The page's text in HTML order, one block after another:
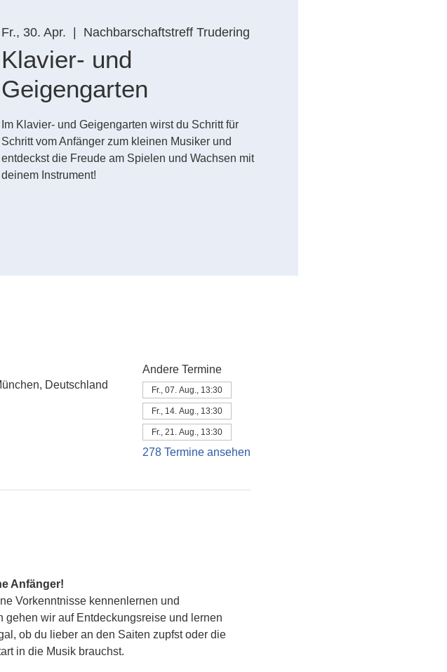
Fr., 30. Apr. Nachbarschaftstreff Trudering
Klavier- und
Geigengarten
Im Klavier- und Geigengarten wirst du Schritt für
Schritt vom Anfänger zum kleinen Musiker und
entdeckst die Freude am Spielen und Wachsen mit
deinem Instrument!
Deutschland
Andere Termine
Fr., 07. Aug., 13:30
Fr., 14. Aug., 13:30
Fr., 21. Aug., 13:30
278 Termine ansehen
Anfänger!
Vorkenntnisse kennenlernen und
wir auf Entdeckungsreise und lernen
ob du lieber an den Saiten zupfst oder die
in die Musik brauchst.